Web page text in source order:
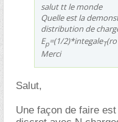
salut tt le monde
Quelle est la
distribution de
Ep=(1/2)*integaleT
Merci
Salut,
Une façon de faire